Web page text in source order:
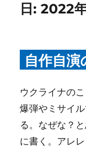
日:2022
自作自
ウクライナの
爆弾やミサイ
る。なぜな？
に書く。アレ